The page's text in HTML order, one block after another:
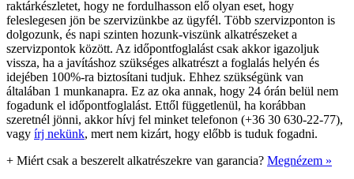
raktárkészletet, hogy ne fordulhasson elő olyan eset, hogy
feleslegesen jön be szervizünkbe az ügyfél. Több szervizponton is
dolgozunk, és napi szinten hozunk-viszünk alkatrészeket a
szervizpontok között. Az időpontfoglalást csak akkor igazoljuk
vissza, ha a javításhoz szükséges alkatrészt a foglalás helyén és
idejében 100%-ra biztosítani tudjuk. Ehhez szükségünk van
általában 1 munkanapra. Ez az oka annak, hogy 24 órán belül nem
fogadunk el időpontfoglalást. Ettől függetlenül, ha korábban
szeretnél jönni, akkor hívj fel minket telefonon (+36 30 630-22-77),
vagy írj nekünk, mert nem kizárt, hogy előbb is tuduk fogadni.
+ Miért csak a beszerelt alkatrészekre van garancia? Megnézem »